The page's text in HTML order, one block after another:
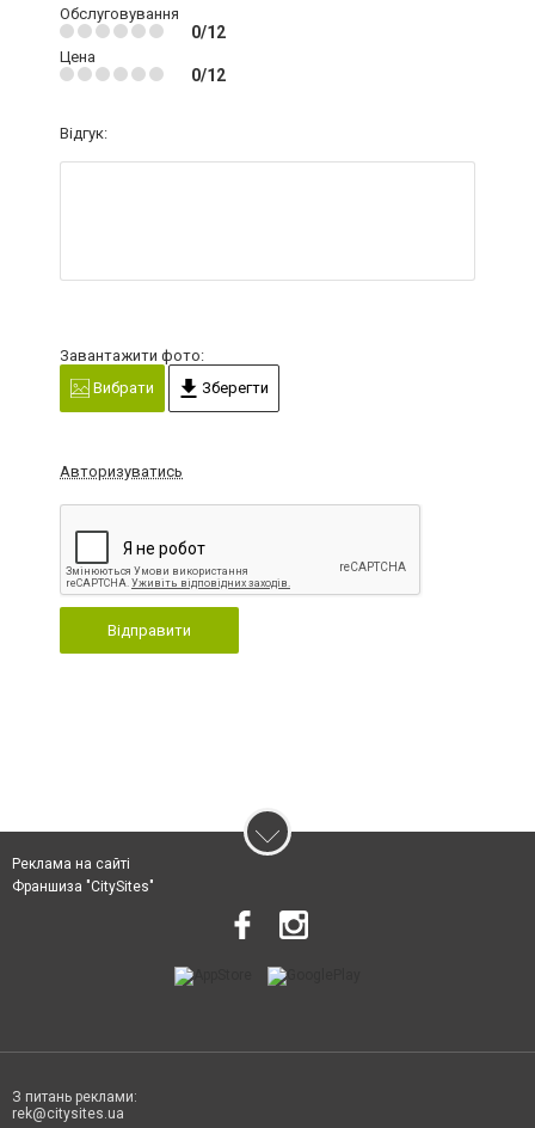
Обслуговування
0/12
Цена
0/12
Відгук:
Завантажити фото:
Вибрати
Зберегти
Авторизуватись
Відправити
Реклама на сайті
Франшиза "CitySites"
З питань реклами:
rek@citysites.ua